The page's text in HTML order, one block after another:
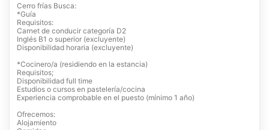
Cerro frías Busca:
*Guía
Requisitos:
Carnet de conducir categoría D2
Inglés B1 o superior (excluyente)
Disponibilidad horaria (excluyente)
*Cocinero/a (residiendo en la estancia)
Requisitos;
Disponibilidad full time
Estudios o cursos en pastelería/cocina
Experiencia comprobable en el puesto (mínimo 1 año)
Ofrecemos:
Alojamiento